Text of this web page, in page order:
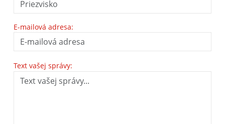
E-mailová adresa:
Text vašej správy: